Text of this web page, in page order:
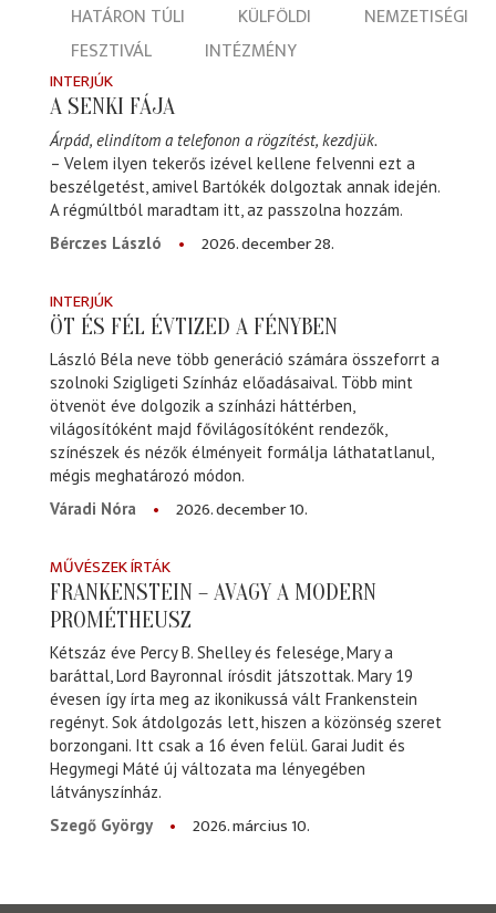
HATÁRON TÚLI
KÜLFÖLDI
NEMZETISÉGI
FESZTIVÁL
INTÉZMÉNY
INTERJÚK
A SENKI FÁJA
Árpád, elindítom a telefonon a rögzítést, kezdjük.
– Velem ilyen tekerős izével kellene felvenni ezt a
beszélgetést, amivel Bartókék dolgoztak annak idején.
A régmúltból maradtam itt, az passzolna hozzám.
Bérczes László
2026. december 28.
INTERJÚK
ÖT ÉS FÉL ÉVTIZED A FÉNYBEN
László Béla neve több generáció számára összeforrt a
szolnoki Szigligeti Színház előadásaival. Több mint
ötvenöt éve dolgozik a színházi háttérben,
világosítóként majd fővilágosítóként rendezők,
színészek és nézők élményeit formálja láthatatlanul,
mégis meghatározó módon.
Váradi Nóra
2026. december 10.
MŰVÉSZEK ÍRTÁK
FRANKENSTEIN – AVAGY A MODERN
PROMÉTHEUSZ
Kétszáz éve Percy B. Shelley és felesége, Mary a
baráttal, Lord Bayronnal írósdit játszottak. Mary 19
évesen így írta meg az ikonikussá vált Frankenstein
regényt. Sok átdolgozás lett, hiszen a közönség szeret
borzongani. Itt csak a 16 éven felül. Garai Judit és
Hegymegi Máté új változata ma lényegében
látványszínház.
Szegő György
2026. március 10.